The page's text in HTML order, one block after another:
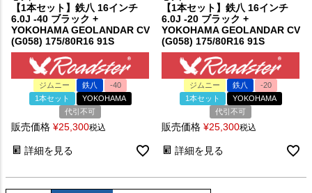
【1本セット】鉄八 16インチ
6.0J -40 ブラック +
YOKOHAMA GEOLANDAR CV
(G058) 175/80R16 91S
ジムニー 鉄八
-40
1本セット
YOKOHAMA
代引不可
販売価格 ¥25,300税込
詳細を見る
【1本セット】鉄八 16インチ
6.0J -20 ブラック +
YOKOHAMA GEOLANDAR CV
(G058) 175/80R16 91S
ジムニー 鉄八
-20
1本セット
YOKOHAMA
代引不可
販売価格 ¥25,300税込
詳細を見る